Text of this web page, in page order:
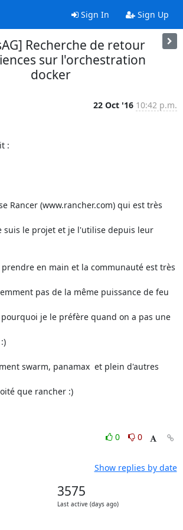
Sign In Sign Up
Recherche de retour
sur l'orchestration
docker
22 Oct '16 10:42 p.m.
:
Rancer (www.rancher.com) qui est très
suis le projet et je l'utilise depuis leur
en main et la communauté est très
pas de la même puissance de feu
pourquoi je le préfère quand on a pas une
swarm, panamax  et plein d'autres
que rancher :)
0
0
Show replies by date
3575
Last active (days ago)